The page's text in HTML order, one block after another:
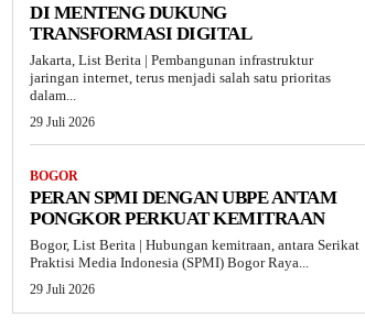
DI MENTENG DUKUNG
TRANSFORMASI DIGITAL
Jakarta, List Berita | Pembangunan infrastruktur
jaringan internet, terus menjadi salah satu prioritas
dalam...
29 Juli 2026
BOGOR
PERAN SPMI DENGAN UBPE ANTAM
PONGKOR PERKUAT KEMITRAAN
Bogor, List Berita | Hubungan kemitraan, antara Serikat
Praktisi Media Indonesia (SPMI) Bogor Raya...
29 Juli 2026